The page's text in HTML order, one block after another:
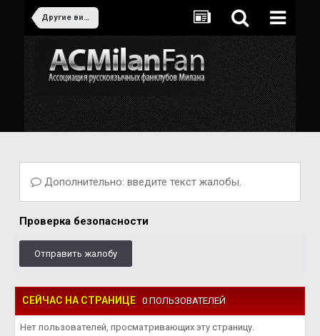
Другие виды спорта
Дополнительно: введите текст жалобы.
Проверка безопасности
Отправить жалобу
СЕЙЧАС НА СТРАНИЦЕ 0 ПОЛЬЗОВАТЕЛЕЙ
Нет пользователей, просматривающих эту страницу.